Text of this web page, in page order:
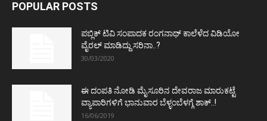
POPULAR POSTS
ಪಬ್ಲಿಕ್ ಟಿವಿ ಸಂಪಾದಕ ರಂಗನಾಥ್ ಕಾಲೆಳೆದ ವಿಡಿಯೋ
ವೈರಲ್ ಮಾಡಿದ್ದು ಸರಿನಾ..?
30/03/2020
ಈ ದಂಪತಿ ನೋಡಿ ಮೈಸೂರಿನ ದೇವರಾಜ ಮಾರುಕಟ್ಟೆ
ವ್ಯಾಪಾರಿಗಳಿಗೆ ಭಾನುವಾರ ಬೆಳ್ಳಂಬೆಳಗ್ಗೆ ಶಾಕ್..!
16/06/2019